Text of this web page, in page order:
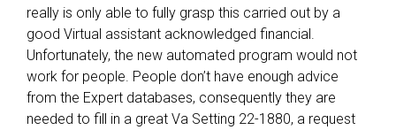
really is only able to fully grasp this carried out by a
good Virtual assistant acknowledged financial.
Unfortunately, the new automated program would not
work for people. People don’t have enough advice
from the Expert databases, consequently they are
needed to fill in a great Va Setting 22-1880, a request